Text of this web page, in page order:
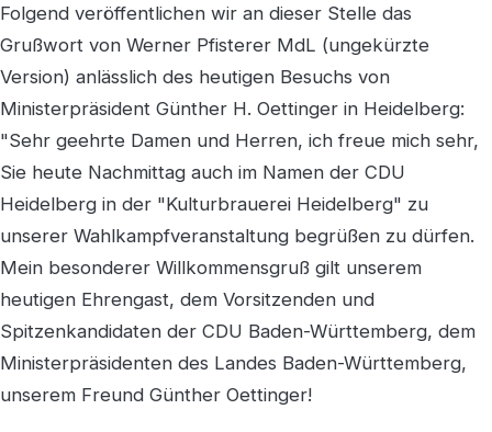
Folgend veröffentlichen wir an dieser Stelle das
Grußwort von Werner Pfisterer MdL (ungekürzte
Version) anlässlich des heutigen Besuchs von
Ministerpräsident Günther H. Oettinger in Heidelberg:
"Sehr geehrte Damen und Herren, ich freue mich sehr,
Sie heute Nachmittag auch im Namen der CDU
Heidelberg in der "Kulturbrauerei Heidelberg" zu
unserer Wahlkampfveranstaltung begrüßen zu dürfen.
Mein besonderer Willkommensgruß gilt unserem
heutigen Ehrengast, dem Vorsitzenden und
Spitzenkandidaten der CDU Baden-Württemberg, dem
Ministerpräsidenten des Landes Baden-Württemberg,
unserem Freund Günther Oettinger!